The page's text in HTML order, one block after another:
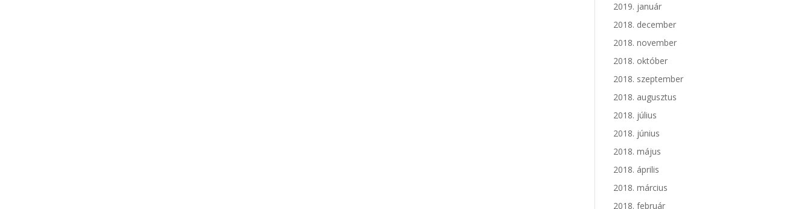
2019. január
2018. december
2018. november
2018. október
2018. szeptember
2018. augusztus
2018. július
2018. június
2018. május
2018. április
2018. március
2018. február